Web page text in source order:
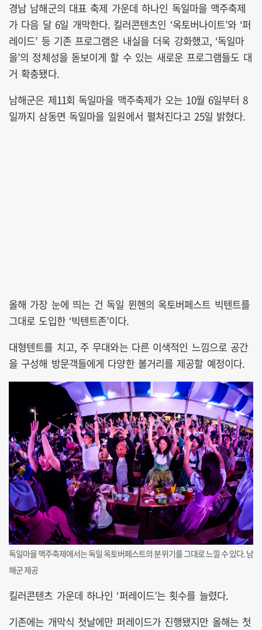
경남 남해군의 대표 축제 가운데 하나인 독일마을 맥주축제
가 다음 달 6일 개막한다. 킬러콘텐츠인 ‘옥토버나이트’와 ‘퍼
레이드’ 등 기존 프로그램은 내실을 더욱 강화했고, ‘독일마
을’의 정체성을 돋보이게 할 수 있는 새로운 프로그램들도 대
거 확충됐다.
남해군은 제11회 독일마을 맥주축제가 오는 10월 6일부터 8
일까지 삼동면 독일마을 일원에서 펼쳐진다고 25일 밝혔다.
올해 가장 눈에 띄는 건 독일 뮌헨의 옥토버페스트 빅텐트를
그대로 도입한 ‘빅텐트존’이다.
대형텐트를 치고, 주 무대와는 다른 이색적인 느낌으로 공간
을 구성해 방문객들에게 다양한 볼거리를 제공할 예정이다.
독일마을 맥주축제에서는 독일 옥토버페스트의 분위기를 그대로 느낄 수 있다. 남
해군 제공
킬러콘텐츠 가운데 하나인 ‘퍼레이드’는 횟수를 늘렸다.
기존에는 개막식 첫날에만 퍼레이드가 진행됐지만 올해는 첫